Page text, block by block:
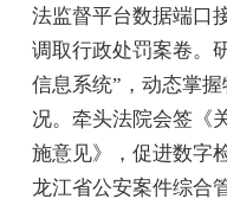
法监督平台数据端口
调取行政处罚案卷。
信息系统”，动态掌
况。牵头法院会签《
施意见》，促进数字
龙江省公安案件综合